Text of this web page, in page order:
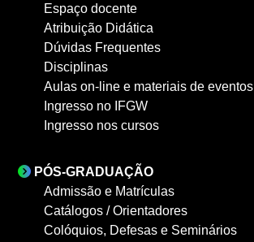
Espaço docente
Atribuição Didática
Dúvidas Frequentes
Disciplinas
Aulas on-line e materiais de eventos
Ingresso no IFGW
Ingresso nos cursos
PÓS-GRADUAÇÃO
Admissão e Matrículas
Catálogos / Orientadores
Colóquios, Defesas e Seminários